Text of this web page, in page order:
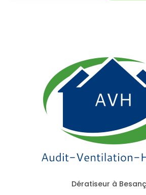
Dératiseur à